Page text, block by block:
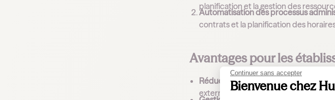
Continuer sans accepter
Bienvenue chez
planification et la gestion des
Automatisation des processus
contrats et la planification des
Avantages pour les
Réduction des coûts: En maximisant
externes.